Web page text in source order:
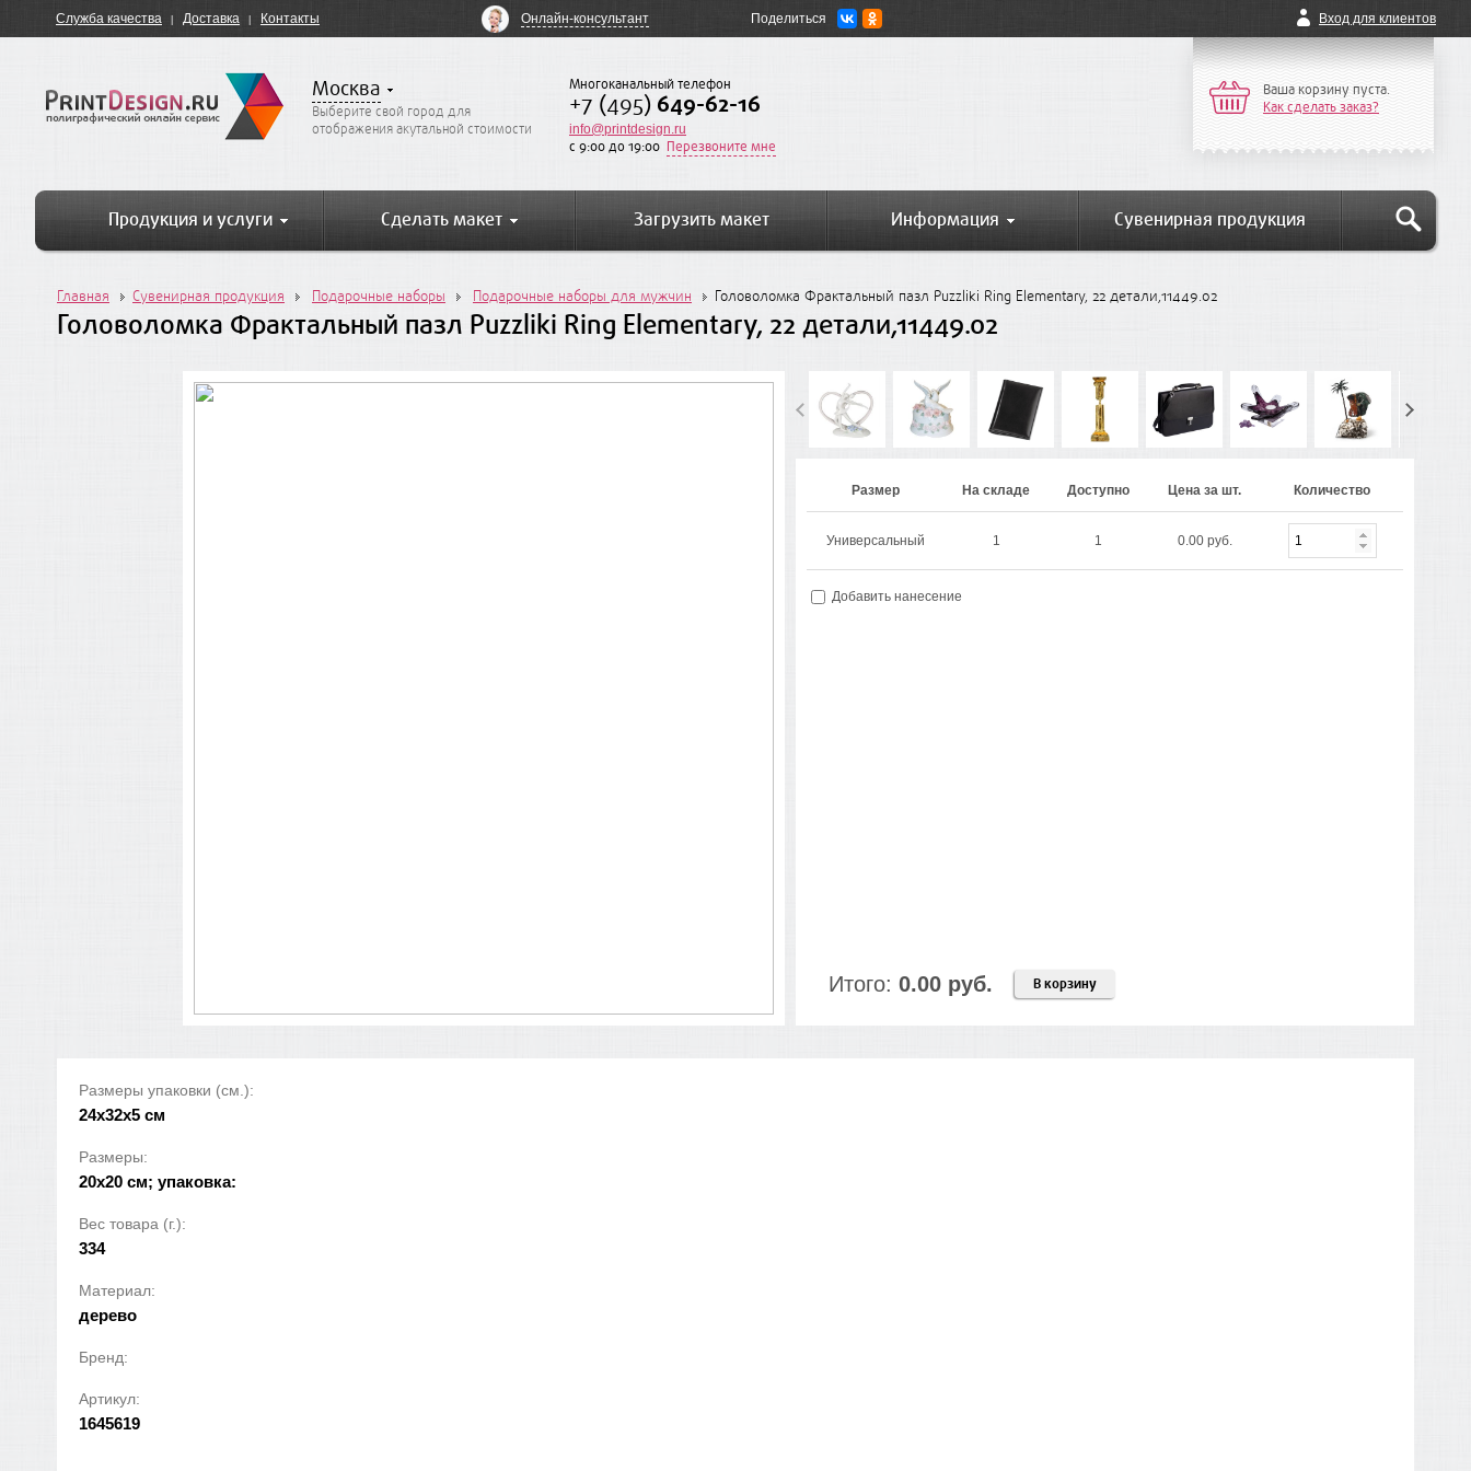
Служба качества Доставка Контакты Онлайн-консультант Поделиться Вход для клиентов
Москва
Выберите свой город для
отображения акутальной стоимости
Многоканальный телефон
+7 (495) 649-62-16
info@printdesign.ru
c 9:00 до 19:00 Перезвоните мне
Ваша корзину пуста.
Как сделать заказ?
Продукция и услуги Сделать макет Загрузить макет Информация Сувенирная продукция
Главная Сувенирная продукция Подарочные наборы Подарочные наборы для мужчин Головоломка Фрактальный пазл Puzzliki Ring Elementary, 22 детали,11449.02
Головоломка Фрактальный пазл Puzzliki Ring Elementary, 22 детали,11449.02
Размер На складе Доступно Цена за шт. Количество
Универсальный 1 1 0.00 руб.
Добавить нанесение
Итого: 0.00 руб. В корзину
Размеры упаковки (см.):
24x32x5 см
Размеры:
20х20 см; упаковка:
Вес товара (г.):
334
Материал:
дерево
Бренд:
Артикул:
1645619